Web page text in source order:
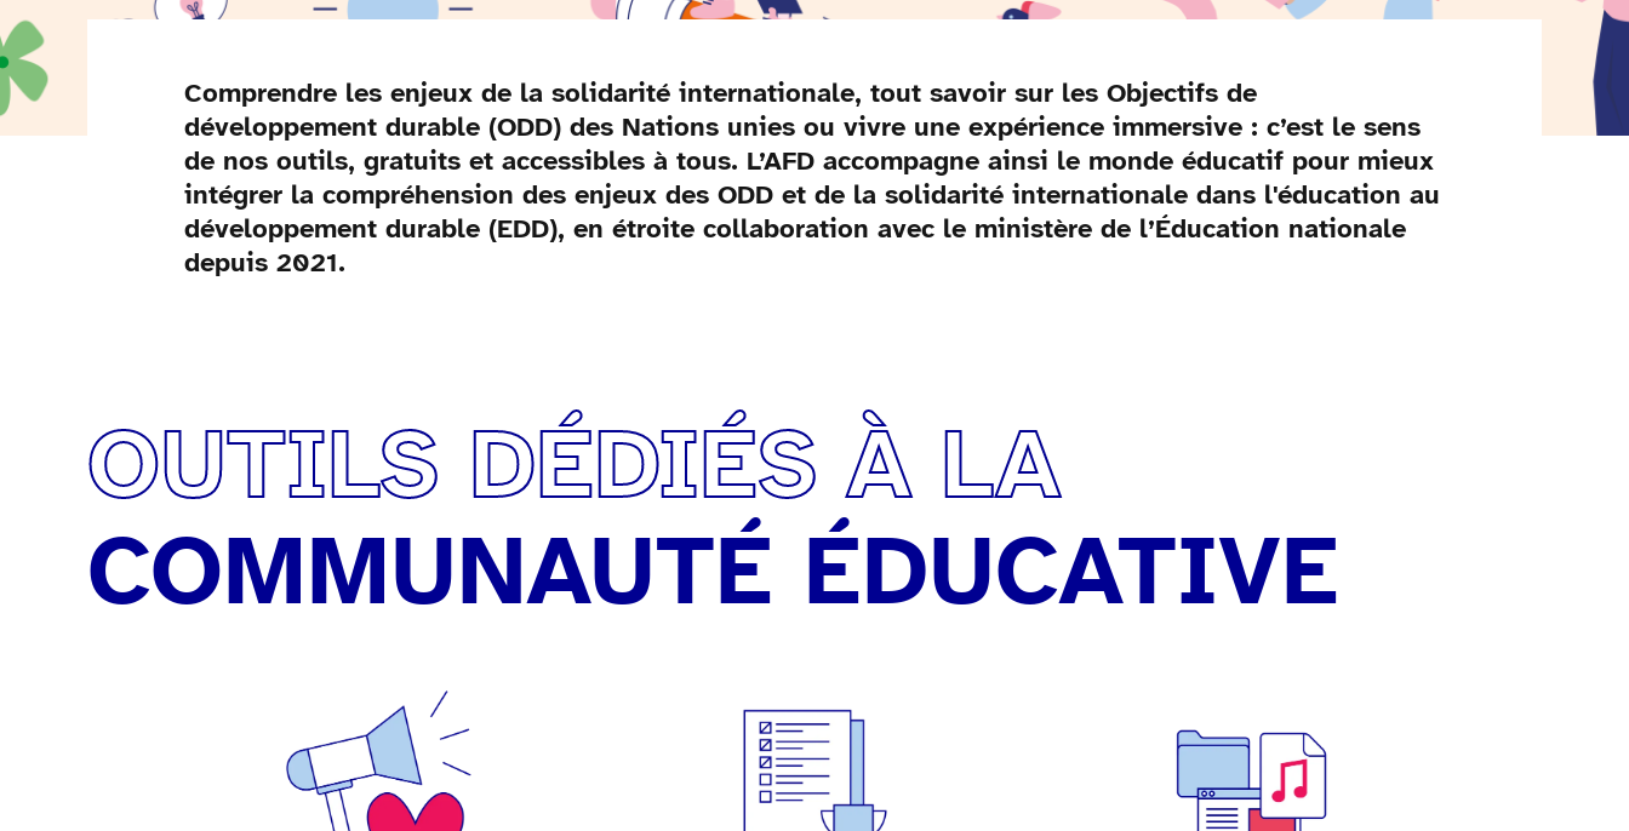
Comprendre les enjeux de la solidarité internationale, tout savoir sur les Objectifs de
développement durable (ODD) des Nations unies ou vivre une expérience immersive : c’est le sens
de nos outils, gratuits et accessibles à tous. L’AFD accompagne ainsi le monde éducatif pour mieux
intégrer la compréhension des enjeux des ODD et de la solidarité internationale dans l'éducation au
développement durable (EDD), en étroite collaboration avec le ministère de l’Éducation nationale
depuis 2021.
OUTILS DÉDIÉS À LA
COMMUNAUTÉ ÉDUCATIVE